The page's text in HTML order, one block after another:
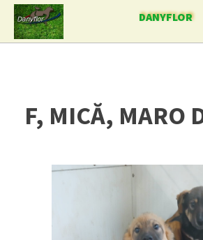
DANYFLOR
F, MICĂ, MARO